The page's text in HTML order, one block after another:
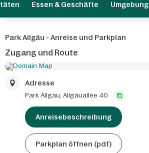
Essen & Geschäfte Umgebung
Park Allgäu - Anreise und Parkplan
Zugang und Route
Adresse
Park Allgäu, Allgäuallee 40
Anreisebeschreibung
Parkplan öffnen (pdf)